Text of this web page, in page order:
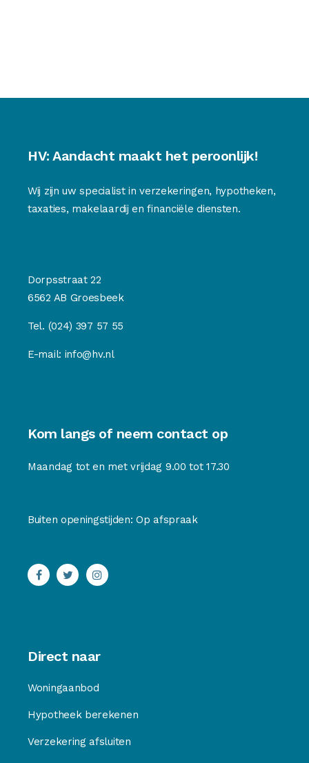
HV: Aandacht maakt het peroonlijk!
Wij zijn uw specialist in verzekeringen, hypotheken,
taxaties, makelaardij en financiële diensten.
Dorpsstraat 22
6562 AB Groesbeek
Tel. (024) 397 57 55
E-mail: info@hv.nl
Kom langs of neem contact op
Maandag tot en met vrijdag 9.00 tot 17.30
Buiten openingstijden: Op afspraak
Direct naar
Woningaanbod
Hypotheek berekenen
Verzekering afsluiten